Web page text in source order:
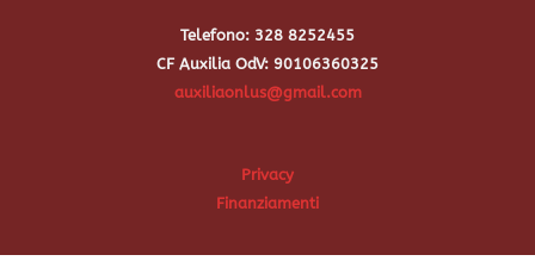
Telefono: 328 8252455
CF Auxilia OdV: 90106360325
auxiliaonlus@gmail.com
Privacy
Finanziamenti